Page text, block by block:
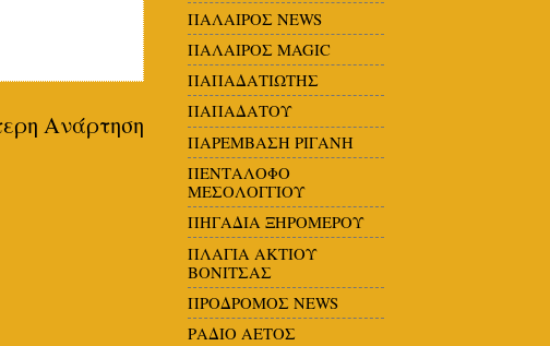
Ανάρτηση
ΠΑΛΑΙΡΟΣ ΝΕWS
ΠΑΛΑΙΡΟΣ MAGIC
ΠΑΠΑΔΑΤΙΩΤΗΣ
ΠΑΠΑΔΑΤΟΥ
ΠΑΡΕΜΒΑΣΗ ΡΙΓΑΝΗ
ΠΕΝΤΑΛΟΦΟ
ΜΕΣΟΛΟΓΓΙΟΥ
ΠΗΓΑΔΙΑ ΞΗΡΟΜΕΡΟΥ
ΠΛΑΓΙΑ ΑΚΤΙΟΥ
ΒΟΝΙΤΣΑΣ
ΠΡΟΔΡΟΜΟΣ NEWS
ΡΑΔΙΟ ΑΕΤΟΣ